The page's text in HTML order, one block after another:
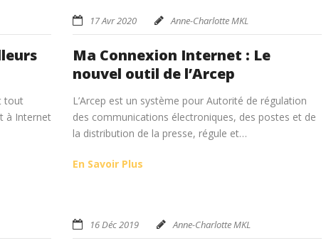
tout
à Internet
17 Avr 2020 Anne-Charlotte MKL
Ma Connexion Internet : Le
nouvel outil de l’Arcep
L’Arcep est un système pour Autorité de régulation
des communications électroniques, des postes et de
la distribution de la presse, régule et…
En Savoir Plus
16 Déc 2019 Anne-Charlotte MKL